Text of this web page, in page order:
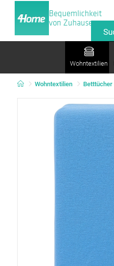
Bequemlichkeit
von Zuhause
Wohntextilien
Wohntextilien Betttücher